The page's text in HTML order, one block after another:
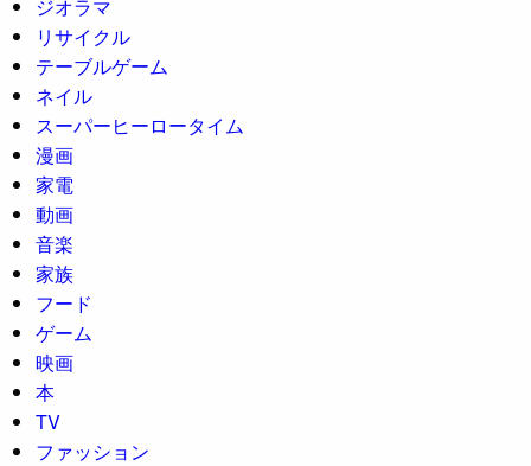
ジオラマ
リサイクル
テーブルゲーム
ネイル
スーパーヒーロータイム
漫画
家電
動画
音楽
家族
フード
ゲーム
映画
本
TV
ファッション